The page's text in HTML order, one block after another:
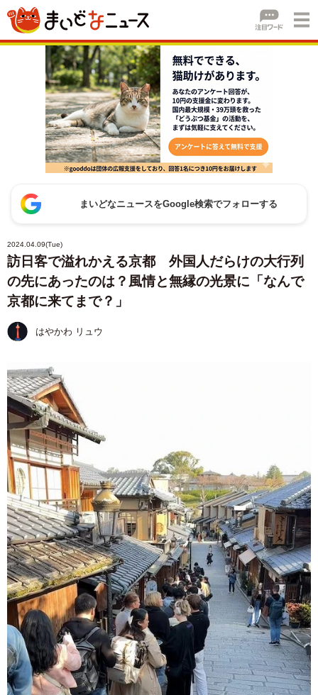
まいどなニュースをGoogle検索でフォローする
2024.04.09(Tue)
訪日客で溢れかえる京都 外国人だらけの大行列
の先にあったのは？風情と無縁の光景に「なんで
京都に来てまで？」
はやかわ リュウ